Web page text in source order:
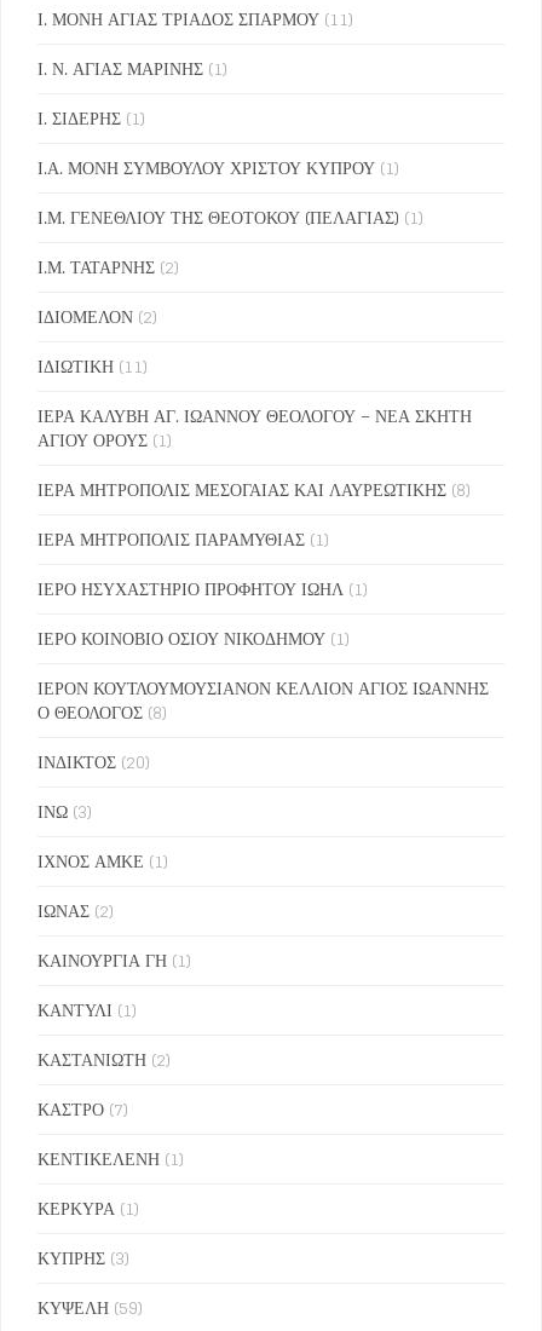
Ι. ΜΟΝΗ ΑΓΙΑΣ ΤΡΙΑΔΟΣ ΣΠΑΡΜΟΥ (11)
Ι. Ν. ΑΓΙΑΣ ΜΑΡΙΝΗΣ (1)
Ι. ΣΙΔΕΡΗΣ (1)
Ι.Α. ΜΟΝΗ ΣΥΜΒΟΥΛΟΥ ΧΡΙΣΤΟΥ ΚΥΠΡΟΥ (1)
Ι.Μ. ΓΕΝΕΘΛΙΟΥ ΤΗΣ ΘΕΟΤΟΚΟΥ (ΠΕΛΑΓΙΑΣ) (1)
Ι.Μ. ΤΑΤΑΡΝΗΣ (2)
ΙΔΙΟΜΕΛΟΝ (2)
ΙΔΙΩΤΙΚΗ (11)
ΙΕΡΑ ΚΑΛΥΒΗ ΑΓ. ΙΩΑΝΝΟΥ ΘΕΟΛΟΓΟΥ – ΝΕΑ ΣΚΗΤΗ
ΑΓΙΟΥ ΟΡΟΥΣ (1)
ΙΕΡΑ ΜΗΤΡΟΠΟΛΙΣ ΜΕΣΟΓΑΙΑΣ ΚΑΙ ΛΑΥΡΕΩΤΙΚΗΣ (8)
ΙΕΡΑ ΜΗΤΡΟΠΟΛΙΣ ΠΑΡΑΜΥΘΙΑΣ (1)
ΙΕΡΟ ΗΣΥΧΑΣΤΗΡΙΟ ΠΡΟΦΗΤΟΥ ΙΩΗΛ (1)
ΙΕΡΟ ΚΟΙΝΟΒΙΟ ΟΣΙΟΥ ΝΙΚΟΔΗΜΟΥ (1)
ΙΕΡΟΝ ΚΟΥΤΛΟΥΜΟΥΣΙΑΝΟΝ ΚΕΛΛΙΟΝ ΑΓΙΟΣ ΙΩΑΝΝΗΣ
Ο ΘΕΟΛΟΓΟΣ (8)
ΙΝΔΙΚΤΟΣ (20)
ΙΝΩ (3)
ΙΧΝΟΣ ΑΜΚΕ (1)
ΙΩΝΑΣ (2)
ΚΑΙΝΟΥΡΓΙΑ ΓΗ (1)
ΚΑΝΤΥΛΙ (1)
ΚΑΣΤΑΝΙΩΤΗ (2)
ΚΑΣΤΡΟ (7)
ΚΕΝΤΙΚΕΛΕΝΗ (1)
ΚΕΡΚΥΡΑ (1)
ΚΥΠΡΗΣ (3)
ΚΥΨΕΛΗ (59)